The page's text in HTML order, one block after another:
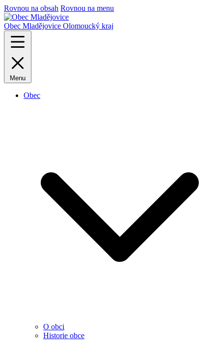
Rovnou na obsah Rovnou na menu
Obec Mladějovice Olomoucký kraj
Menu
Obec
O obci
Historie obce